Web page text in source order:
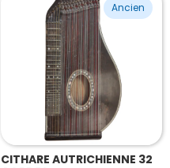
Ancien
CITHARE AUTRICHIENNE 32